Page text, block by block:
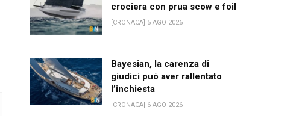
crociera con prua scow e foil
[CRONACA] 5 AGO 2026
Bayesian, la carenza di
giudici può aver rallentato
l’inchiesta
[CRONACA] 6 AGO 2026